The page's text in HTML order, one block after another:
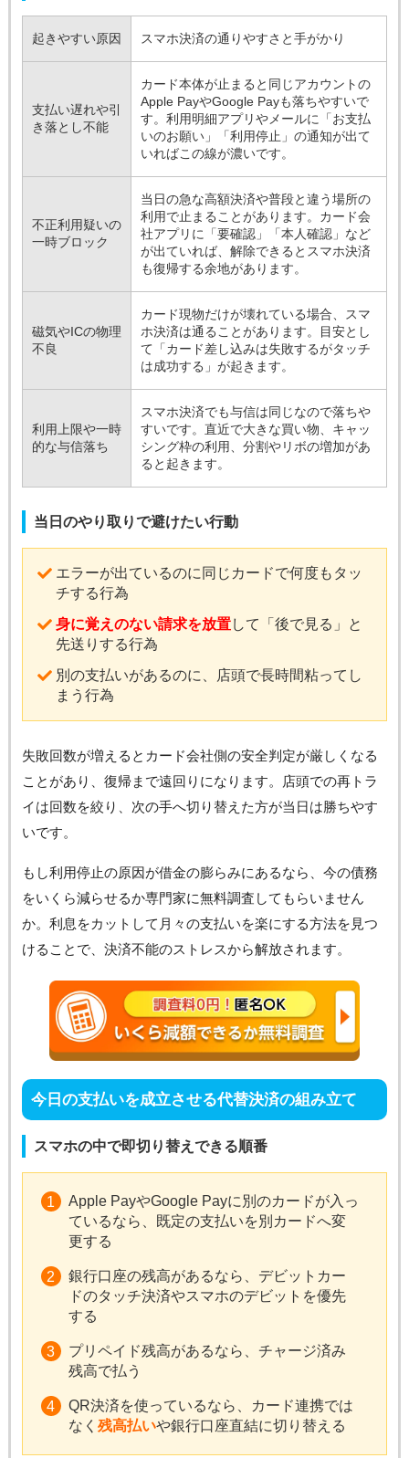
起きやすい原因 スマホ決済の通りやすさと手がかり
支払い遅れや引
き落とし不能
カード本体が止まると同じアカウントの
Apple PayやGoogle Payも落ちやすいで
す。利用明細アプリやメールに「お支払
いのお願い」「利用停止」の通知が出て
いればこの線が濃いです。
不正利用疑いの
一時ブロック
当日の急な高額決済や普段と違う場所の
利用で止まることがあります。カード会
社アプリに「要確認」「本人確認」など
が出ていれば、解除できるとスマホ決済
も復帰する余地があります。
磁気やICの物理
不良
カード現物だけが壊れている場合、スマ
ホ決済は通ることがあります。目安とし
て「カード差し込みは失敗するがタッチ
は成功する」が起きます。
利用上限や一時
的な与信落ち
スマホ決済でも与信は同じなので落ちや
すいです。直近で大きな買い物、キャッ
シング枠の利用、分割やリボの増加があ
ると起きます。
当日のやり取りで避けたい行動
エラーが出ているのに同じカードで何度もタッ
チする行為
身に覚えのない請求を放置して「後で見る」と
先送りする行為
別の支払いがあるのに、店頭で長時間粘ってし
まう行為
失敗回数が増えるとカード会社側の安全判定が厳しくなる
ことがあり、復帰まで遠回りになります。店頭での再トラ
イは回数を絞り、次の手へ切り替えた方が当日は勝ちやす
いです。
もし利用停止の原因が借金の膨らみにあるなら、今の債務
をいくら減らせるか専門家に無料調査してもらいません
か。利息をカットして月々の支払いを楽にする方法を見つ
けることで、決済不能のストレスから解放されます。
今日の支払いを成立させる代替決済の組み立て
スマホの中で即切り替えできる順番
Apple PayやGoogle Payに別のカードが入っ
ているなら、既定の支払いを別カードへ変
更する
銀行口座の残高があるなら、デビットカー
ドのタッチ決済やスマホのデビットを優先
する
プリペイド残高があるなら、チャージ済み
残高で払う
QR決済を使っているなら、カード連携では
なく 残高払いや銀行口座直結に切り替える